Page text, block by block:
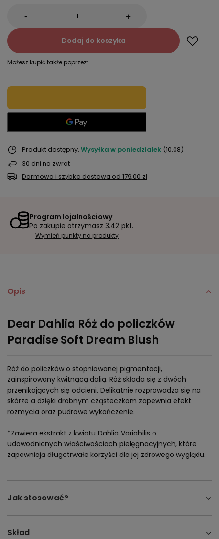
- +
Dodaj do koszyka
Możesz kupić także poprzez:
Produkt dostępny Wysyłka w poniedziałek (10.08)
30 dni na zwrot
Darmowa i szybka dostawa od 179,00 zł
Program lojalnościowy
Po zakupie otrzymasz 3.42 pkt.
Wymień punkty na produkty
Opis
Dear Dahlia Róż do policzków
Paradise Soft Dream Blush
Róż do policzków o stopniowanej pigmentacji,
zainspirowany kwitnącą dalią. Róż składa się z dwóch
przenikających się odcieni. Delikatnie rozprowadza się na
skórze a dzięki drobnym cząsteczkom zapewnia efekt
rozmycia oraz pudrowe wykończenie.
*Zawiera ekstrakt z kwiatu Dahlia Variabilis o
udowodnionych właściwościach pielęgnacyjnych, które
zapewniają długotrwałe korzyści dla jej zdrowego wyglądu.
Jak stosować?
Skład